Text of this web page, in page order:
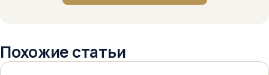
Похожие статьи